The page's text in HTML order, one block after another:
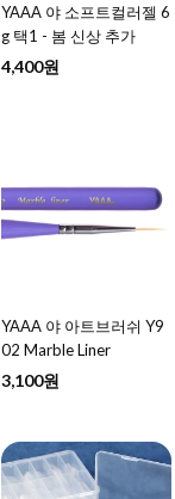
YAAA 야 소프트컬러젤 6
g 택1 - 봄 신상 추가
4,400원
YAAA 야 아트브러쉬 Y9
02 Marble Liner
3,100원